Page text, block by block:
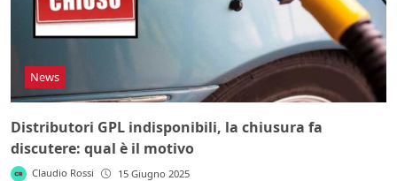
News
Distributori GPL indisponibili, la chiusura fa
discutere: qual è il motivo
Claudio Rossi 15 Giugno 2025